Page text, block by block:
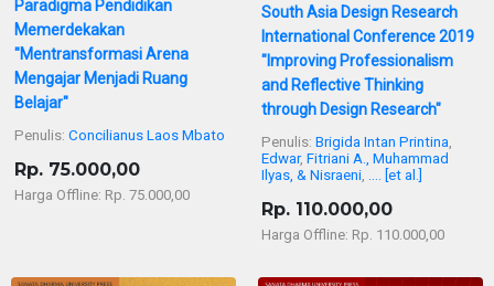
Paradigma Pendidikan
Memerdekakan
"Mentransformasi Arena
Mengajar Menjadi Ruang
Belajar"
Penulis: Concilianus Laos Mbato
Rp. 75.000,00
Harga Offline: Rp. 75.000,00
South Asia Design Research
International Conference 2019
"Improving Professionalism
and Reflective Thinking
through Design Research"
Penulis: Brigida Intan Printina
Edwar, Fitriani A., Muhammad
Ilyas, & Nisraeni
.... [et al.]
Rp. 110.000,00
Harga Offline: Rp. 110.000,00